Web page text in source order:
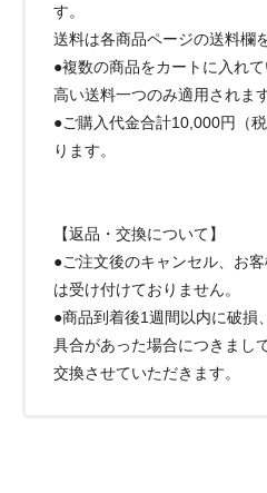
す。
送料は各商品ページの送料欄
●複数の商品をカートに入れ
高い送料一つのみ適用されます
●ご購入代金合計10,000円（
ります。
【返品・交換について】
●ご注文後のキャンセル、お
は受け付けておりません。
●商品到着後1週間以内に破損
具合があった場合につきまし
交換させていただきます。